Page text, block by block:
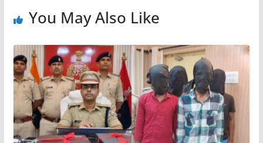
You May Also Like